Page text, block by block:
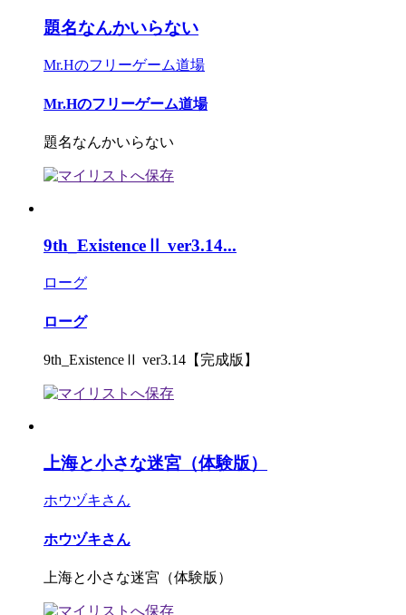
題名なんかいらない
Mr.Hのフリーゲーム道場
Mr.Hのフリーゲーム道場
題名なんかいらない
9th_ExistenceⅡ ver3.14...
ローグ
ローグ
9th_ExistenceⅡ ver3.14【完成版】
上海と小さな迷宮（体験版）
ホウヅキさん
ホウヅキさん
上海と小さな迷宮（体験版）